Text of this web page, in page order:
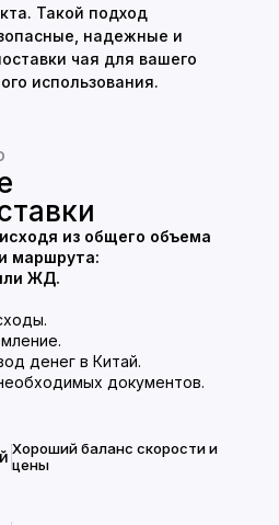
Такой подход
надежные и
чая для вашего
использования.
из общего объема
маршрута:
ЖД.
денег в Китай.
документов.
Хороший баланс скорости и
цены